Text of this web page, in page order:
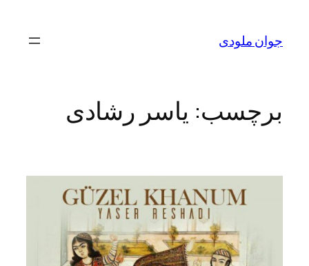
محتواجوان ملودی
برچسب: یاسر رشادی